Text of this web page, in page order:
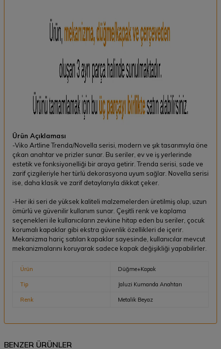
Ürün Açıklaması
-Viko Artline Trenda/Novella serisi, modern ve şık tasarımıyla öne
çıkan anahtar ve prizler sunar. Bu seriler, ev ve iş yerlerinde
estetik ve fonksiyonelliği bir araya getirir. Trenda serisi, sade ve
zarif çizgileriyle her türlü dekorasyona uyum sağlar. Novella serisi
ise, daha klasik ve zarif detaylarıyla dikkat çeker.
-Her iki seri de yüksek kaliteli malzemelerden üretilmiş olup, uzun
ömürlü ve güvenilir kullanım sunar. Çeşitli renk ve kaplama
seçenekleri ile kullanıcıların zevkine hitap eden bu seriler, çocuk
korumalı kapaklar gibi ekstra güvenlik özellikleri de içerir.
Mekanizma hariç satılan kapaklar sayesinde, kullanıcılar mevcut
mekanizmalarını koruyarak sadece kapak değişikliği yapabilirler.
Ürün Düğme+Kapak
Tip Jaluzi Kumanda Anahtarı
Renk Metalik Beyaz
BENZER ÜRÜNLER